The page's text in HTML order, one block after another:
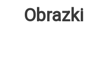
Obrazki